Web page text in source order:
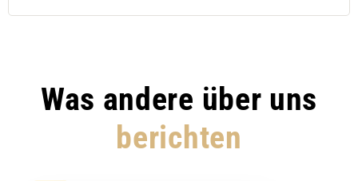
Was andere über uns
berichten